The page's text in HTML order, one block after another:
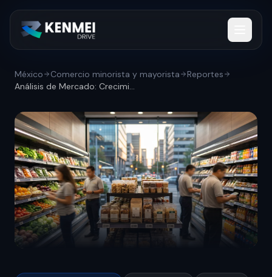
México Comercio minorista y mayorista
Reportes
Análisis de Mercado: Crecimiento del mer...